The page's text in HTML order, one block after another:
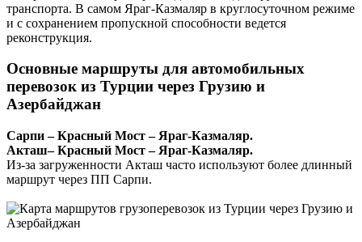
транспорта. В самом Яраг-Казмаляр в круглосуточном режиме
и с сохранением пропускной способности ведется
реконструкция.
Основные маршруты для автомобильных
перевозок из Турции через Грузию и
Азербайджан
Сарпи – Красный Мост – Яраг-Казмаляр.
Акташ– Красный Мост – Яраг-Казмаляр.
Из-за загруженности Акташ часто используют более длинный
маршрут через ПП Сарпи.